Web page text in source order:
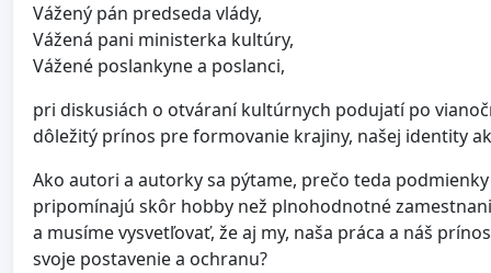
Vážený pán predseda vlády,
Vážená pani ministerka kultúry,
Vážené poslankyne a poslanci,
pri diskusiách o otváraní kultúrnych podujatí po
dôležitý prínos pre formovanie krajiny, našej identity
Ako autori a autorky sa pýtame, prečo teda
pripomínajú skôr hobby než plnohodnotné
a musíme vysvetľovať, že aj my, naša práca a náš
svoje postavenie a ochranu?